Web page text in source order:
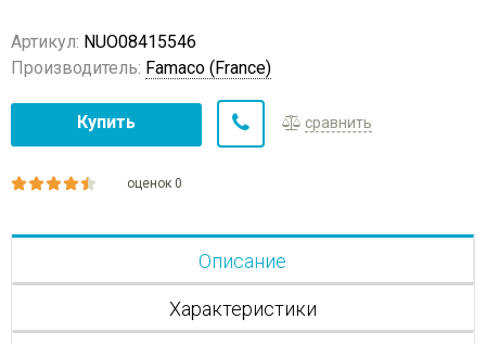
Артикул: NUO08415546
Производитель: Famaco (France)
Купить сравнить
оценок 0
Описание
Характеристики